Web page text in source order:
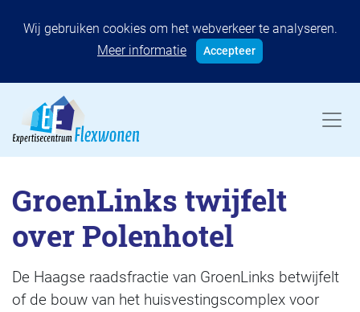
Wij gebruiken cookies om het webverkeer te analyseren.
Meer informatie
Accepteer
GroenLinks twijfelt
over Polenhotel
De Haagse raadsfractie van GroenLinks betwijfelt
of de bouw van het huisvestingscomplex voor